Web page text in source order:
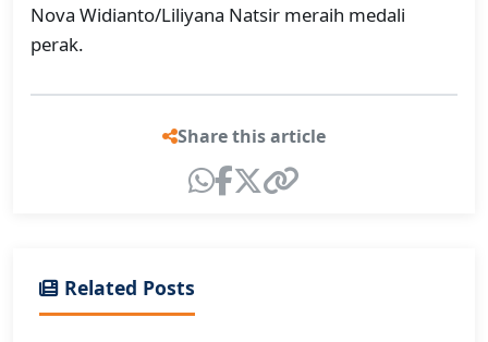
Nova Widianto/Liliyana Natsir meraih medali
perak.
Share this article
Related Posts